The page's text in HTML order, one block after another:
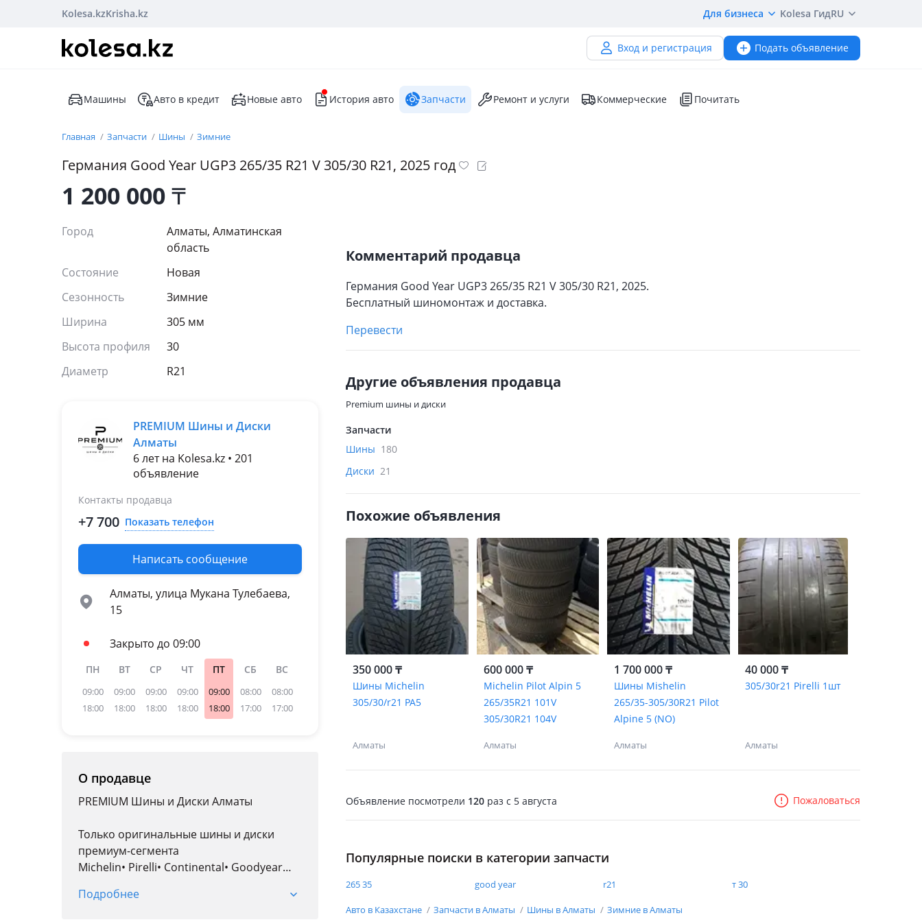
Kolesa.kzKrisha.kz Для бизнеса Kolesa ГидRU
Вход и регистрация Подать объявление
Машины Авто в кредит Новые авто История авто Запчасти Ремонт и услуги Коммерческие Почитать
Главная Запчасти Шины Зимние
Германия Good Year UGP3 265/35 R21 V 305/30 R21, 2025 год
1 200 000₸
Город
Алматы, Алматинская
область
Состояние
Новая
Сезонность
Зимние
Ширина
305 мм
Высота профиля
30
Диаметр
R21
PREMIUM Шины и Диски
Алматы
6 лет на Kolesa.kz • 201
объявление
Контакты продавца
+7 700 Показать телефон
Написать сообщение
Алматы, улица Мукана Тулебаева,
15
Закрыто до 09:00
ПН
09:00
18:00
ВТ
09:00
18:00
СР
09:00
18:00
ЧТ
09:00
18:00
ПТ
09:00
18:00
СБ
08:00
17:00
ВС
08:00
17:00
О продавце
PREMIUM Шины и Диски Алматы
Только оригинальные шины и диски
премиум-сегмента
Michelin• Pirelli• Continental• Goodyear
Подбор для Mercedes-Benz, BMW, Range
Подробнее
Комментарий продавца
Германия Good Year UGP3 265/35 R21 V 305/30 R21, 2025.
Бесплатный шиномонтаж и доставка.
Перевести
Другие объявления продавца
Premium шины и диски
Запчасти
Шины 180
Диски 21
Похожие объявления
350 000 ₸
Шины Michelin
305/30/r21 PA5
Алматы
600 000 ₸
Michelin Pilot Alpin 5
265/35R21 101V
305/30R21 104V
Алматы
1 700 000 ₸
Шины Mishelin
265/35-305/30R21 Pilot
Alpine 5 (NO)
Алматы
40 000 ₸
305/30r21 Pirelli 1шт
Алматы
Объявление посмотрели 120 раз c 5 августа Пожаловаться
Популярные поиски в категории запчасти
265 35 good year r21 т 30
Авто в Казахстане Запчасти в Алматы Шины в Алматы Зимние в Алматы